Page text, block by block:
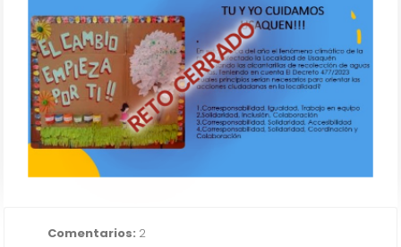
RETO CERRADO
¡TU Y YO CUIDAMOS USAQUEN! LOS
PRINCIPIOS DE LA POLITICA PUBLICA
DE PARTICIPACION INCIDENTE
IR AL RETO
Comentarios: 2